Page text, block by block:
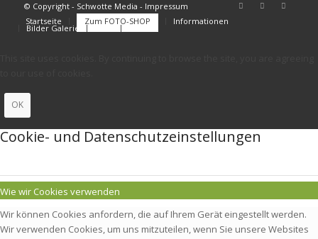
© Copyright - Schwotte Media - Impressum
Startseite
Zum FOTO-SHOP Informationen
Bilder Galerie
OK
Cookie- und Datenschutzeinstellungen
Wie wir Cookies verwenden
Wir können Cookies anfordern, die auf Ihrem Gerät eingestellt werden.
Wir verwenden Cookies, um uns mitzuteilen, wenn Sie unsere Websites